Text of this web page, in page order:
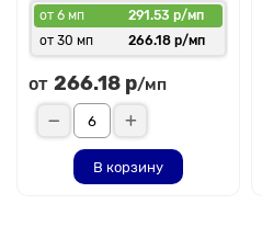
от 6 мп
291.53 р/мп
от 30 мп
266.18 р/мп
от 266.18 р/мп
В корзину